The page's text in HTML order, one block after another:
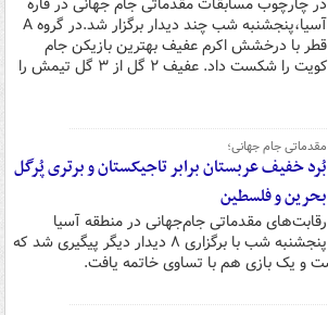
آسیا،پنجشنبه شب چند دیدار برگزار شد.در گروه A
قطر با درخشش اکرم عفیف بهترین بازیکن جام
ملت‌های آسیا با سه گل کویت را شکست داد. عفیف ۲ گل از ۳ گل تیمش را
مقدماتی جام جهانی؛
بُرد خفیف عربستان برابر تاجیکستان و برتری پُرگل
بحرین و فلسطین
رقابت‌های مقدماتی جام‌جهانی در منطقه آسیا
پنجشنبه‌ شب با برگزاری ۸ دیدار دیگر پیگیری شد که